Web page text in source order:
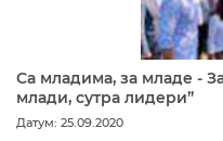
Са младима, за младе -
млади, сутра лидери”
Датум: 25.09.2020